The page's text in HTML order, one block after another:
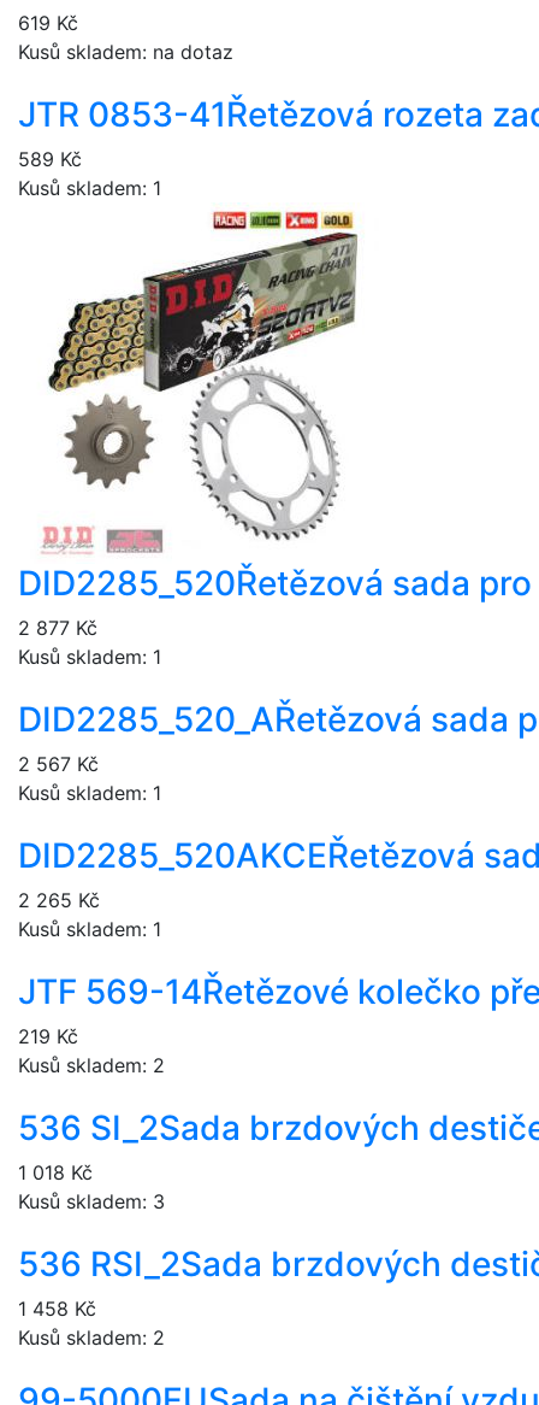
619 Kč
Kusů skladem: na dotaz
JTR 0853-41Řetězová rozeta
589 Kč
Kusů skladem: 1
DID2285_520Řetězová sada
2 877 Kč
Kusů skladem: 1
DID2285_520_AŘetězová sada
2 567 Kč
Kusů skladem: 1
DID2285_520AKCEŘetězová
2 265 Kč
Kusů skladem: 1
JTF 569-14Řetězové kolečko
219 Kč
Kusů skladem: 2
536 SI_2Sada brzdových
1 018 Kč
Kusů skladem: 3
536 RSI_2Sada brzdových
1 458 Kč
Kusů skladem: 2